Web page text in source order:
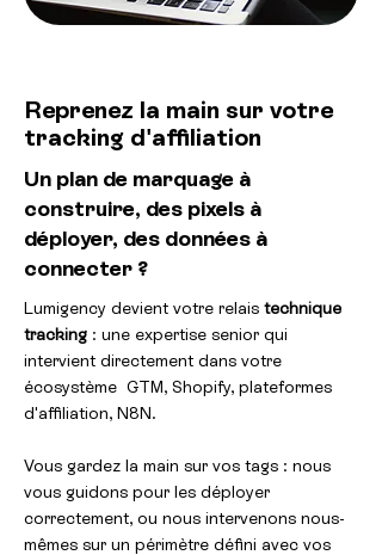
Reprenez la main sur votre
tracking d'affiliation
Un plan de marquage à
construire, des pixels à
déployer, des données à
connecter ?
Lumigency devient votre relais technique
tracking : une expertise senior qui
intervient directement dans votre
écosystème GTM, Shopify, plateformes
d'affiliation, N8N.
Vous gardez la main sur vos tags : nous
vous guidons pour les déployer
correctement, ou nous intervenons nous-
mêmes sur un périmètre défini avec vos